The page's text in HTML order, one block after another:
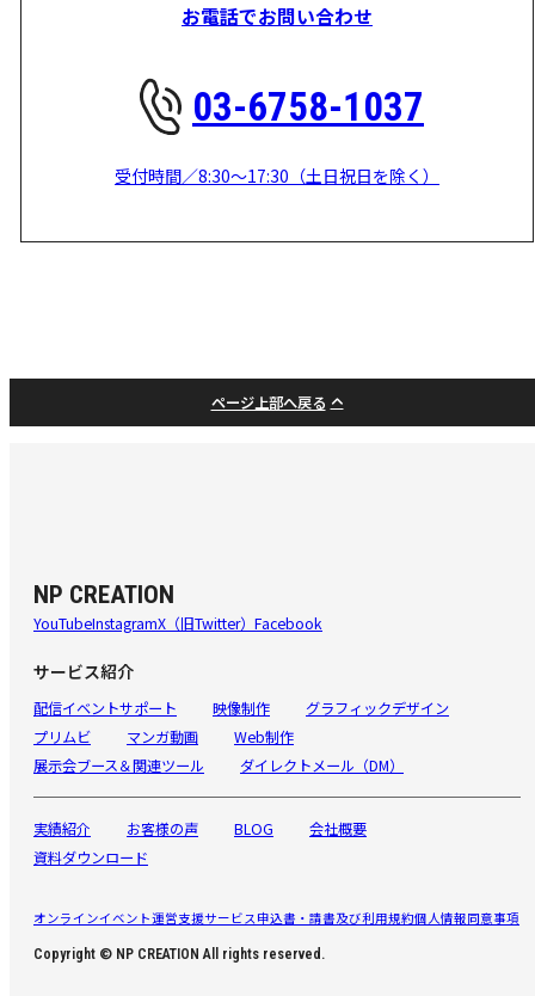
お電話でお問い合わせ
03-6758-1037
受付時間／8:30～17:30（土日祝日を除く）
ページ上部へ戻る
NP CREATION
YouTubeInstagramX（旧Twitter） Facebook
サービス紹介
配信イベントサポート 映像制作
グラフィックデザイン
プリムビ
マンガ動画
Web制作
展示会ブース＆関連ツール
ダイレクトメール（DM）
実績紹介 お客様の声 BLOG
会社概要
資料ダウンロード
オンラインイベント運営支援サービス申込書・請書及び利用規約個人情報同意事項
Copyright © NP CREATION All rights reserved.